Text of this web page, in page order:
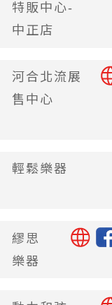
特販中心-
中正店
河合北流展
售中心
輕鬆樂器
繆思
樂器